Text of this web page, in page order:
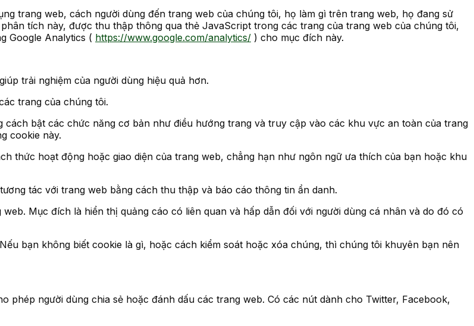
trang web, cách người dùng đến trang web của chúng tôi, họ làm gì trên trang web, họ đang sử
tích này, được thu thập thông qua thẻ JavaScript trong các trang của trang web của chúng tôi,
Google Analytics ( https://www.google.com/analytics/ ) cho mục đích này.
trải nghiệm của người dùng hiệu quả hơn.
trang của chúng tôi.
bật các chức năng cơ bản như điều hướng trang và truy cập vào các khu vực an toàn của trang
cookie này.
thức hoạt động hoặc giao diện của trang web, chẳng hạn như ngôn ngữ ưa thích của bạn hoặc khu
tác với trang web bằng cách thu thập và báo cáo thông tin ẩn danh.
Mục đích là hiển thị quảng cáo có liên quan và hấp dẫn đối với người dùng cá nhân và do đó có
bạn không biết cookie là gì, hoặc cách kiểm soát hoặc xóa chúng, thì chúng tôi khuyên bạn nên
phép người dùng chia sẻ hoặc đánh dấu các trang web. Có các nút dành cho Twitter, Facebook,